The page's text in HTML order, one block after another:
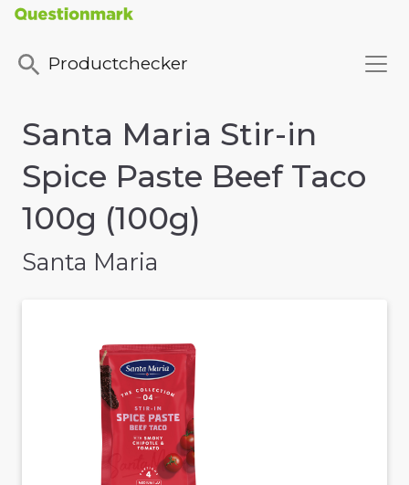
Productchecker
Santa Maria Stir-in
Spice Paste Beef Taco
100g (100g)
Santa Maria